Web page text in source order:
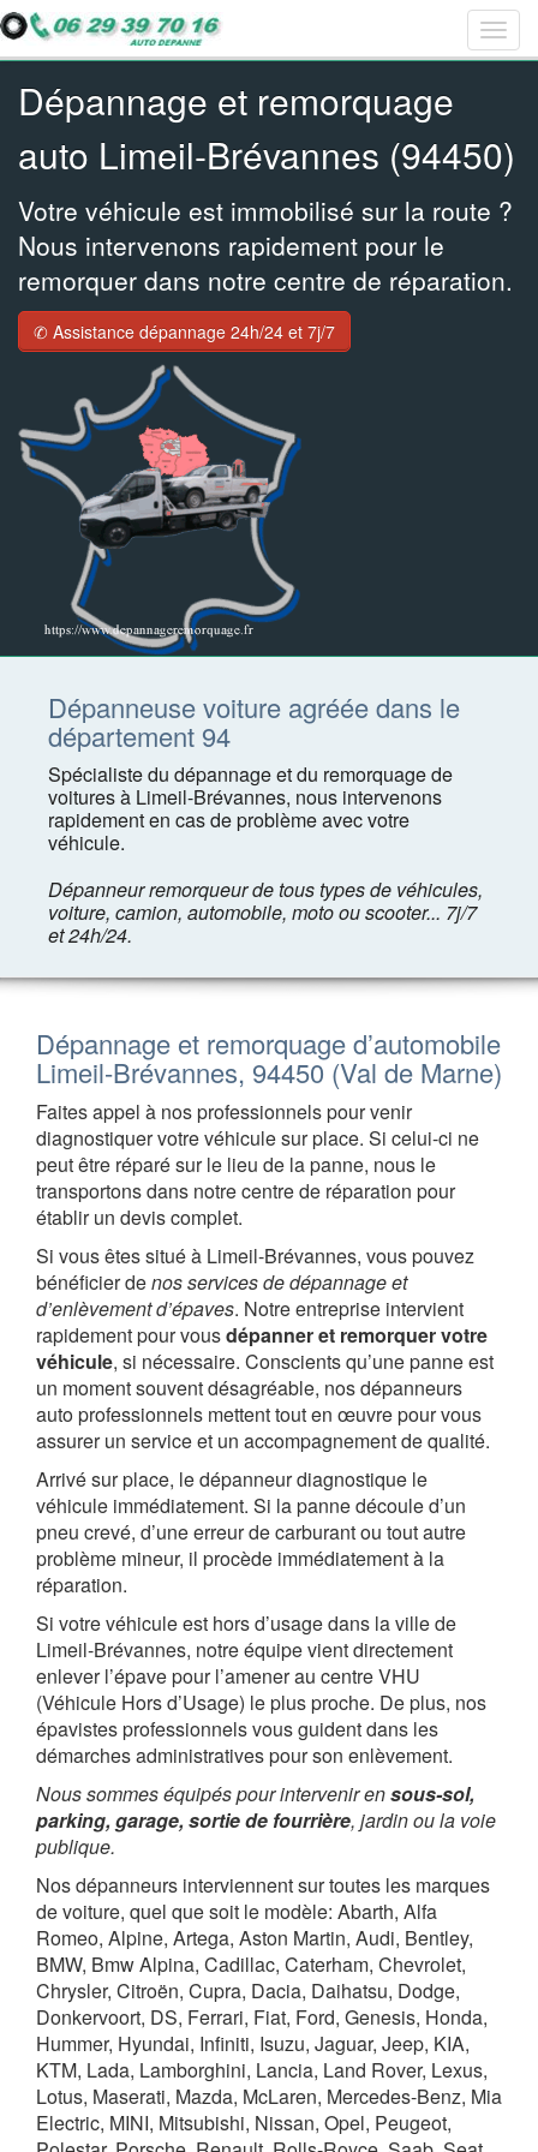
Bar
Bar
Bar
Dépannage et remorquage
auto Limeil-Brévannes (94450)
Votre véhicule est immobilisé sur la route ?
Nous intervenons rapidement pour le
remorquer dans notre centre de réparation.
✆ Assistance dépannage 24h/24 et 7j/7
Dépanneuse voiture agréée dans le
département 94
Spécialiste du dépannage et du remorquage de
voitures à Limeil-Brévannes, nous intervenons
rapidement en cas de problème avec votre
véhicule.
Dépanneur remorqueur de tous types de véhicules,
voiture, camion, automobile, moto ou scooter... 7j/7
et 24h/24.
Dépannage et remorquage d’automobile
Limeil-Brévannes, 94450 (Val de Marne)
Faites appel à nos professionnels pour venir
diagnostiquer votre véhicule sur place. Si celui-ci ne
peut être réparé sur le lieu de la panne, nous le
transportons dans notre centre de réparation pour
établir un devis complet.
Si vous êtes situé à Limeil-Brévannes, vous pouvez
bénéficier denos services de dépannage et
d’enlèvement d’épaves. Notre entreprise intervient
rapidement pour vousdépanner et remorquer votre
véhicule, si nécessaire. Conscients qu’une panne est
un moment souvent désagréable, nos dépanneurs
auto professionnels mettent tout en œuvre pour vous
assurer un service et un accompagnement de qualité.
Arrivé sur place, le dépanneur diagnostique le
véhicule immédiatement. Si la panne découle d’un
pneu crevé, d’une erreur de carburant ou tout autre
problème mineur, il procède immédiatement à la
réparation.
Si votre véhicule est hors d’usage dans la ville de
Limeil-Brévannes, notre équipe vient directement
enlever l’épave pour l’amener au centre VHU
(Véhicule Hors d’Usage) le plus proche. De plus, nos
épavistes professionnels vous guident dans les
démarches administratives pour son enlèvement.
Nous sommes équipés pour intervenir ensous-sol,
parking, garage, sortie de fourrière, jardin ou la voie
publique.
Nos dépanneurs interviennent sur toutes les marques
de voiture, quel que soit le modèle: Abarth, Alfa
Romeo, Alpine, Artega, Aston Martin, Audi, Bentley,
BMW, Bmw Alpina, Cadillac, Caterham, Chevrolet,
Chrysler, Citroën, Cupra, Dacia, Daihatsu, Dodge,
Donkervoort, DS, Ferrari, Fiat, Ford, Genesis, Honda,
Hummer, Hyundai, Infiniti, Isuzu, Jaguar, Jeep, KIA,
KTM, Lada, Lamborghini, Lancia, Land Rover, Lexus,
Lotus, Maserati, Mazda, McLaren, Mercedes-Benz, Mia
Electric, MINI, Mitsubishi, Nissan, Opel, Peugeot,